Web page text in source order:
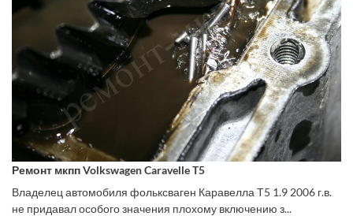
Ремонт мкпп Volkswagen Caravelle T5
Владелец автомобиля фольксваген Каравелла Т5 1.9 2006 г.в.
не придавал особого значения плохому включению з...